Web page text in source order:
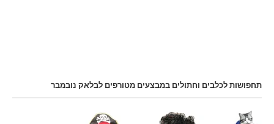
תחפושות לכלבים וחתולים במבצעים מטורפים לבלאק נובמבר